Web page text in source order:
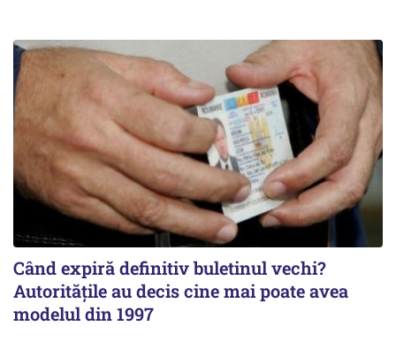
Când expiră definitiv buletinul vechi?
Autoritățile au decis cine mai poate avea
modelul din 1997